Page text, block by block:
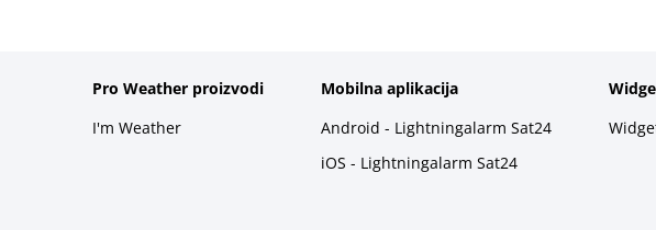
Pro Weather proizvodi
I'm Weather
Mobilna aplikacija
Android - Lightningalarm Sat24
iOS - Lightningalarm Sat24